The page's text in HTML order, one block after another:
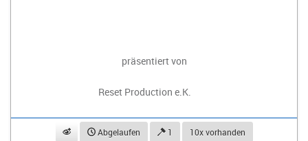
präsentiert von
Reset Production e.K.
beobachtenAbgelaufen 1 10x vorhanden